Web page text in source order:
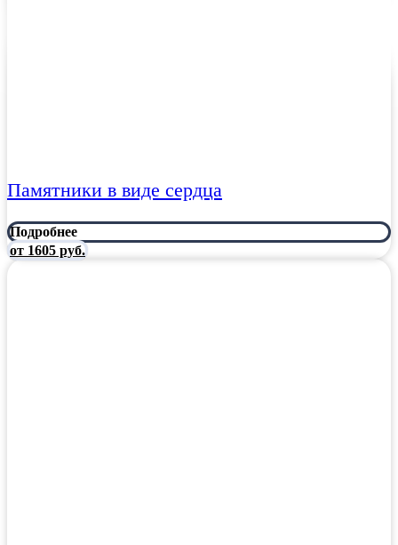
Памятники в виде сердца
Подробнее
от 1605 руб.